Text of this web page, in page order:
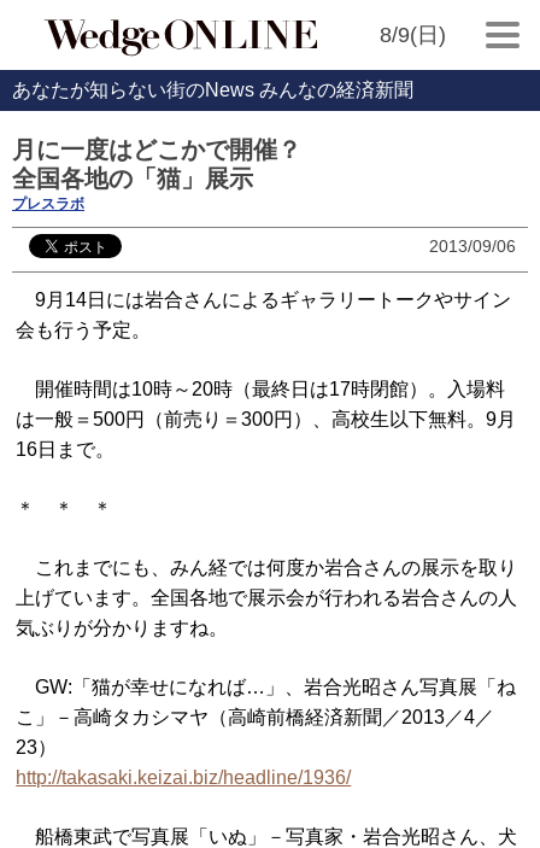
8/9(日)
あなたが知らない街のNews みんなの経済新聞
月に一度はどこかで開催？
全国各地の「猫」展示
プレスラボ
2013/09/06
9月14日には岩合さんによるギャラリートークやサイン
会も行う予定。
開催時間は10時～20時（最終日は17時閉館）。入場料
は一般＝500円（前売り＝300円）、高校生以下無料。9月
16日まで。
＊ ＊ ＊
これまでにも、みん経では何度か岩合さんの展示を取り
上げています。全国各地で展示会が行われる岩合さんの人
気ぶりが分かりますね。
GW:「猫が幸せになれば…」、岩合光昭さん写真展「ね
こ」－高崎タカシマヤ（高崎前橋経済新聞／2013／4／
23）
http://takasaki.keizai.biz/headline/1936/
船橋東武で写真展「いぬ」－写真家・岩合光昭さん、犬